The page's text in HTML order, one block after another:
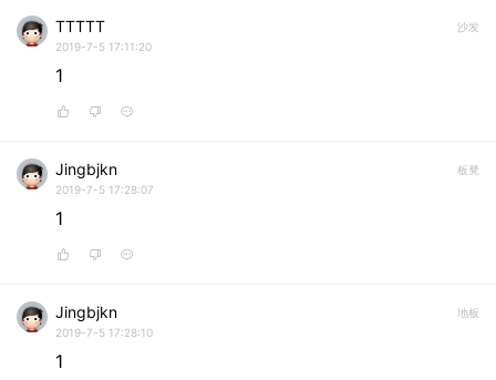
沙发
TTTTT
2019-7-5 17:11:20
1
板凳
Jingbjkn
2019-7-5 17:28:07
1
地板
Jingbjkn
2019-7-5 17:28:10
1